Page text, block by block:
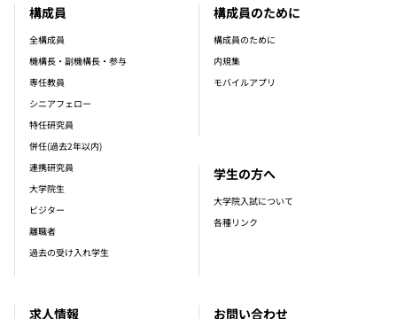
構成員
全構成員
機構長・副機構長・参与
専任教員
シニアフェロー
特任研究員
併任(過去2年以内)
連携研究員
大学院生
ビジター
離職者
過去の受け入れ学生
求人情報
構成員のために
構成員のために
内規集
モバイルアプリ
学生の方へ
大学院入試について
各種リンク
お問い合わせ